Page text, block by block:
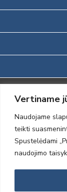
Vertiname
Naudojame
teikti
Spustelėdami
naudojimo
Portalas sukurtas
ekonominės
finansuojamą
„LOD
formavimas
(paprojekčio
įgyvendinimo
2012 © Lietuvos